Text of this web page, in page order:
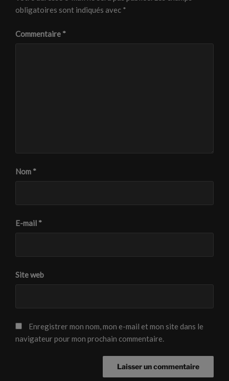
obligatoires sont indiqués avec *
Commentaire *
Nom *
E-mail *
Site web
Enregistrer mon nom, mon e-mail et mon site dans le
navigateur pour mon prochain commentaire.